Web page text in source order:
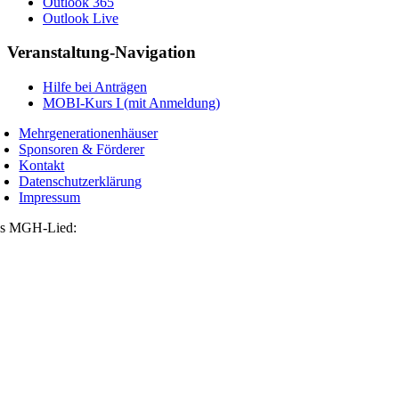
Outlook Live
Veranstaltung-Navigation
Hilfe bei Anträgen
MOBI-Kurs I (mit Anmeldung)
Mehrgenerationenhäuser
Sponsoren & Förderer
Kontakt
Datenschutzerklärung
Impressum
MGH-Lied: